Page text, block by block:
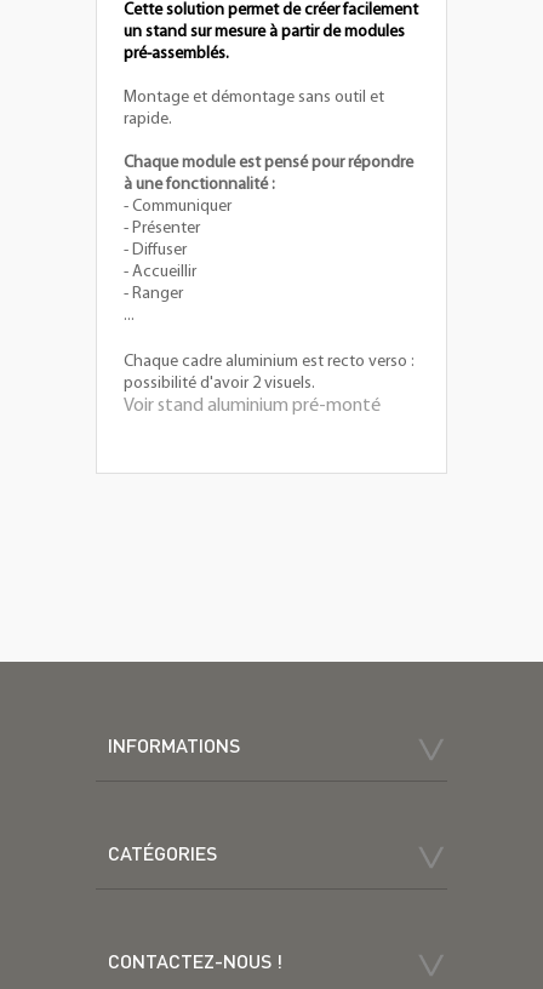
Cette solution permet de créer facilement
un stand sur mesure à partir de modules
pré-assemblés.
Montage et démontage sans outil et
rapide.
Chaque module est pensé pour répondre
à une fonctionnalité :
- Communiquer
- Présenter
- Diffuser
- Accueillir
- Ranger
...
Chaque cadre aluminium est recto verso :
possibilité d'avoir 2 visuels.
Voir stand aluminium pré-monté
INFORMATIONS
CATÉGORIES
CONTACTEZ-NOUS !